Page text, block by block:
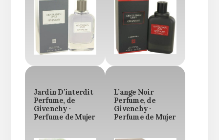
Jardin D’interdit
Perfume, de
Givenchy ·
Perfume de Mujer
L’ange Noir
Perfume, de
Givenchy ·
Perfume de Mujer